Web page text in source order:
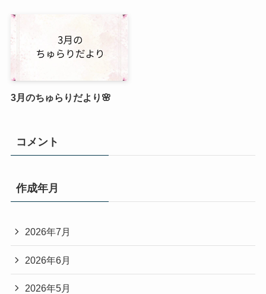
3月のちゅらりだより🌸
コメント
作成年月
2026年7月
2026年6月
2026年5月